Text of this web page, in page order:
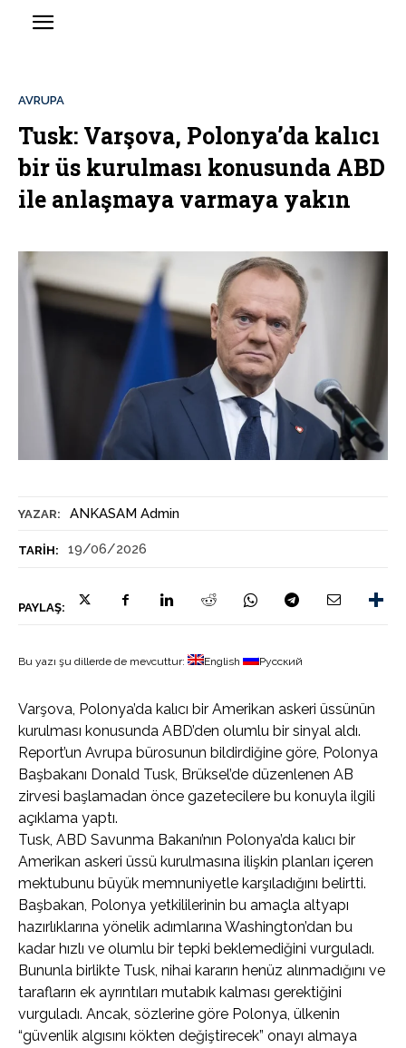
YAZAR: ANKASAM Admin
TARIH: 19/06/2026
PAYLAŞ:
AVRUPA
Tusk: Varşova, Polonya’da kalıcı
bir üs kurulması konusunda ABD
ile anlaşmaya varmaya yakın
Bu yazı şu dillerde de mevcuttur: English Русский
Varşova, Polonya’da kalıcı bir Amerikan askeri üssünün
kurulması konusunda ABD’den olumlu bir sinyal aldı.
Report’un Avrupa bürosunun bildirdiğine göre, Polonya
Başbakanı Donald Tusk, Brüksel’de düzenlenen AB
zirvesi başlamadan önce gazetecilere bu konuyla ilgili
açıklama yaptı.
Tusk, ABD Savunma Bakanı’nın Polonya’da kalıcı bir
Amerikan askeri üssü kurulmasına ilişkin planları içeren
mektubunu büyük memnuniyetle karşıladığını belirtti.
Başbakan, Polonya yetkililerinin bu amaçla altyapı
hazırlıklarına yönelik adımlarına Washington’dan bu
kadar hızlı ve olumlu bir tepki beklemediğini vurguladı.
Bununla birlikte Tusk, nihai kararın henüz alınmadığını ve
tarafların ek ayrıntıları mutabık kalması gerektiğini
vurguladı. Ancak, sözlerine göre Polonya, ülkenin
“güvenlik algısını kökten değiştirecek” onayı almaya